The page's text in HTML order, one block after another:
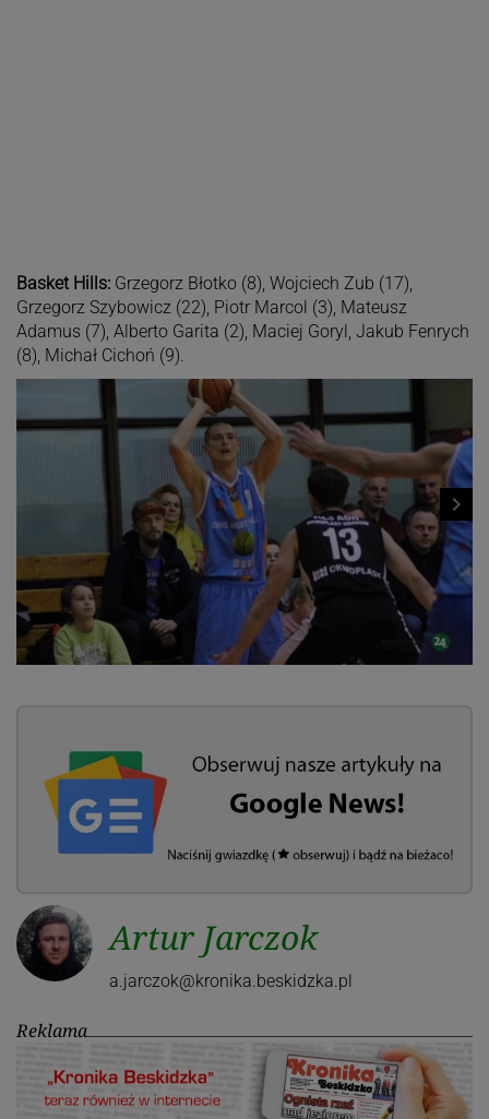
Basket Hills:Grzegorz Błotko (8), Wojciech Zub (17),
Grzegorz Szybowicz (22), Piotr Marcol (3), Mateusz
Adamus (7), Alberto Garita (2), Maciej Goryl, Jakub Fenrych
(8), Michał Cichoń (9).
navigate_next
Artur Jarczok
a.jarczok@kronika.beskidzka.pl
Reklama